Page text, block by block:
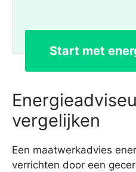
Start met
vergelijken
Een maatwerkadvies
verrichten door een